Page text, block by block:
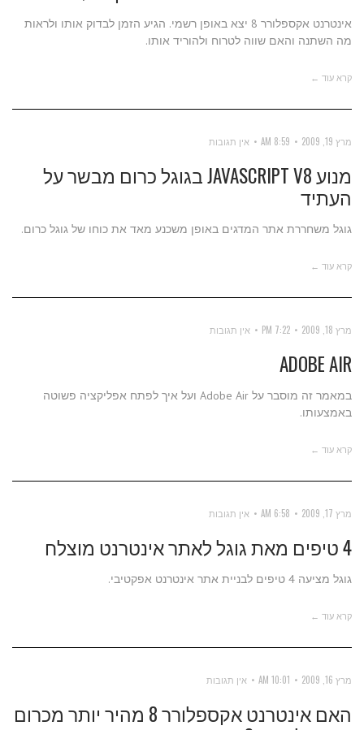
אינטרנט אקספלורר 8 יצא באופן רשמי. הגיע הזמן לבדוק אותו ולראות
מה השתנה והאם שווה לטרוח ולהוריד אותו.
קרא עוד ←
מרץ 19, 2009 8:59 AM אין תגובות
מנוע JAVASCRIPT V8 בגוגל כרום מבשר על
העתיד
גוגל משחררת אתר המדגים באופן משכנע מאד את כוחו של גוגל כרום.
קרא עוד ←
מרץ 18, 2009 7:22 PM אין תגובות
ADOBE AIR
במאמר זה מוסבר על Adobe Air ועל איך לפתח אפליקציה פשוטה
באמצעותו.
קרא עוד ←
מרץ 17, 2009 6:58 AM אין תגובות
4 טיפים מאת גוגל לאתר אינטרנט מוצלח
גוגל מציעה 4 טיפים לבניית אתר אינטרנט אפקטיבי.
קרא עוד ←
מרץ 16, 2009 10:01 AM אין תגובות
האם אינטרנט אקספלורר 8 מהיר יותר מכרום